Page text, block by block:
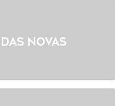
Novas